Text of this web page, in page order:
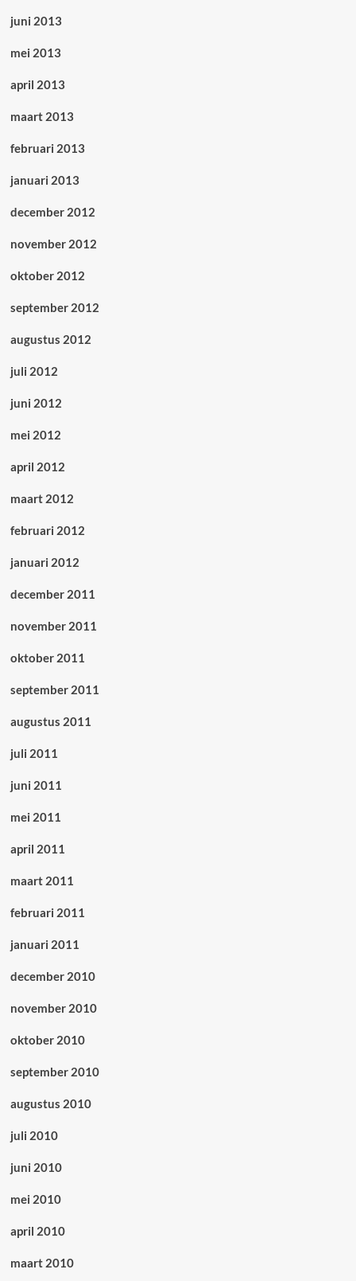
juni 2013
mei 2013
april 2013
maart 2013
februari 2013
januari 2013
december 2012
november 2012
oktober 2012
september 2012
augustus 2012
juli 2012
juni 2012
mei 2012
april 2012
maart 2012
februari 2012
januari 2012
december 2011
november 2011
oktober 2011
september 2011
augustus 2011
juli 2011
juni 2011
mei 2011
april 2011
maart 2011
februari 2011
januari 2011
december 2010
november 2010
oktober 2010
september 2010
augustus 2010
juli 2010
juni 2010
mei 2010
april 2010
maart 2010